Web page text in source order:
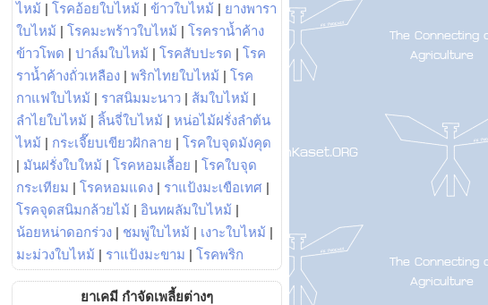
ไหม้ | โรคอ้อยใบไหม้ | ข้าวใบไหม้ | ยางพารา
ใบไหม้ | โรคมะพร้าวใบไหม้ | โรคราน้ำค้าง
ข้าวโพด | ปาล์มใบไหม้ | โรคสับปะรด | โรค
ราน้ำค้างถั่วเหลือง | พริกไทยใบไหม้ | โรค
กาแฟใบไหม้ | ราสนิมมะนาว | ส้มใบไหม้ |
ลำไยใบไหม้ | ลิ้นจี่ใบไหม้ | หน่อไม้ฝรั่งลำต้น
ไหม้ | กระเจี๊ยบเขียวฝักลาย | โรคใบจุดมังคุด
| มันฝรั่งใบใหม้ | โรคหอมเลื้อย | โรคใบจุด
กระเทียม | โรคหอมแดง | ราแป้งมะเขือเทศ |
โรคจุดสนิมกล้วยไม้ | อินทผลัมใบไหม้ |
น้อยหน่าดอกร่วง | ชมพู่ใบไหม้ | เงาะใบไหม้ |
มะม่วงใบไหม้ | ราแป้งมะขาม | โรคพริก
ยาเคมี กำจัดเพลี้ยต่างๆ